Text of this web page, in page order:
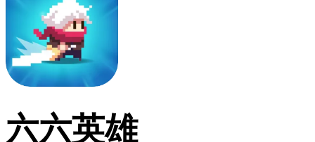
六六英雄